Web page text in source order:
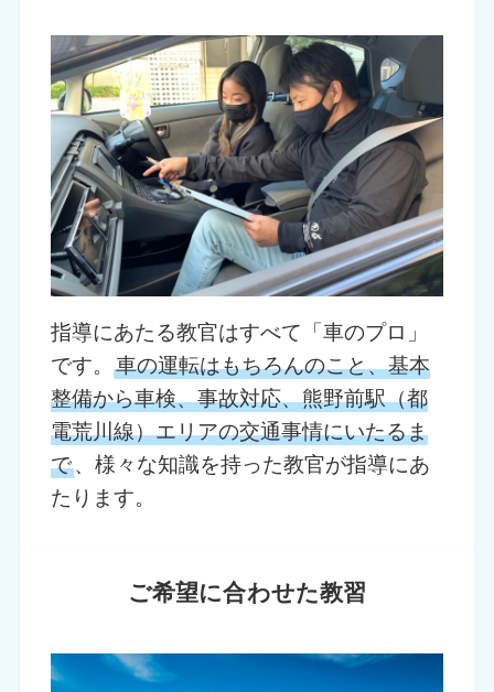
指導にあたる教官はすべて「車のプロ」
です。車の運転はもちろんのこと、基本
整備から車検、事故対応、熊野前駅（都
電荒川線）エリアの交通事情にいたるま
で、様々な知識を持った教官が指導にあ
たります。
ご希望に合わせた教習